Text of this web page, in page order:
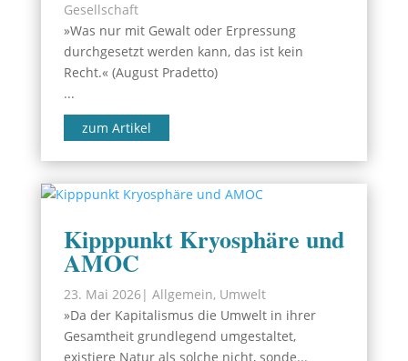
Gesellschaft
»Was nur mit Gewalt oder Erpressung
durchgesetzt werden kann, das ist kein
Recht.« (August Pradetto)
...
zum Artikel
Kipppunkt Kryosphäre und
AMOC
23. Mai 2026| Allgemein, Umwelt
»Da der Kapitalismus die Umwelt in ihrer
Gesamtheit grundlegend umgestaltet,
existiere Natur als solche nicht, sonde...